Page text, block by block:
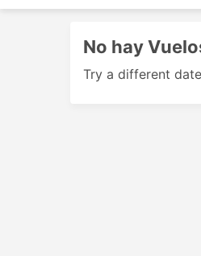
No hay
Try a different